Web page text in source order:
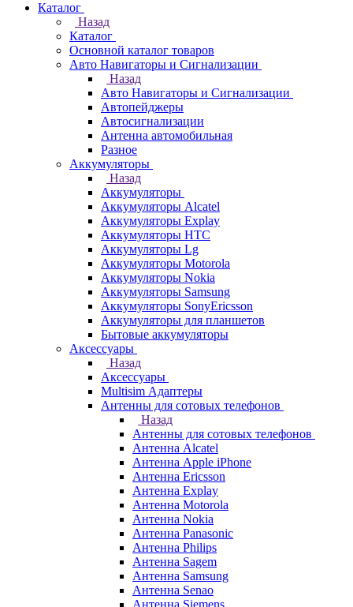
Каталог
Назад
Каталог
Основной каталог товаров
Авто Навигаторы и Сигнализации
Назад
Авто Навигаторы и Сигнализации
Автопейджеры
Автосигнализации
Антенна автомобильная
Разное
Аккумуляторы
Назад
Аккумуляторы
Аккумуляторы Alcatel
Аккумуляторы Explay
Аккумуляторы HTC
Аккумуляторы Lg
Аккумуляторы Motorola
Аккумуляторы Nokia
Аккумуляторы Samsung
Аккумуляторы SonyEricsson
Аккумуляторы для планшетов
Бытовые аккумуляторы
Аксессуары
Назад
Аксессуары
Multisim Адаптеры
Антенны для сотовых телефонов
Назад
Антенны для сотовых телефонов
Антенна Alcatel
Антенна Apple iPhone
Антенна Ericsson
Антенна Explay
Антенна Motorola
Антенна Nokia
Антенна Panasonic
Антенна Philips
Антенна Sagem
Антенна Samsung
Антенна Senao
Антенна Siemens